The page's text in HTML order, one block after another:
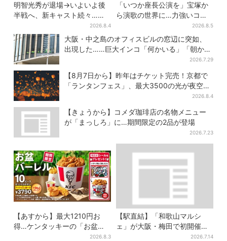
明智光秀が退場→いよいよ後
半戦へ、新キャスト続々…
「豊臣兄弟！」振り返り＆第
30回あらすじ
2026.8.4
「いつか座長公演を」宝塚か
ら演歌の世界に…力強いコブ
シで聴かせる有沙瞳の目指す
道とは
2026.8.5
大阪・中之島のオフィスビルの窓辺に突如、
出現した……巨大インコ「何かいる」「朝から
2026.7.29
【8月7日から】昨年はチケット完売！京都で
「ランタンフェス」、最大3500の光が夜空
2026.8.4
【きょうから】コメダ珈琲店の名物メニュー
が「まっしろ」に…期間限定の2品が登場
2026.7.23
【あすから】最大1210円お
得…ケンタッキーの「お盆パ
ック」、2週間だけ！数量限定
2026.8.3
【駅直結】「和歌山マルシ
ェ」が大阪・梅田で初開催！
桃・シャインマスカット・巨
2026.7.14